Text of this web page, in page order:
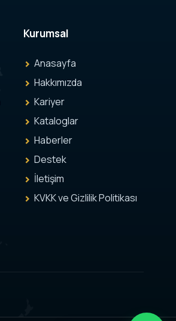
Kurumsal
Anasayfa
Hakkımızda
Kariyer
Kataloglar
Haberler
Destek
İletişim
KVKK ve Gizlilik Politikası